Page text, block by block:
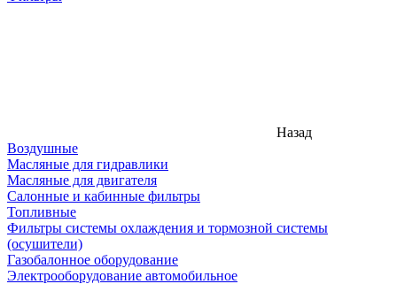
Назад
Воздушные
Масляные для гидравлики
Масляные для двигателя
Салонные и кабинные фильтры
Топливные
Фильтры системы охлаждения и тормозной системы
(осушители)
Газобалонное оборудование
Электрооборудование автомобильное